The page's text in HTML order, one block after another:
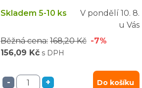
Skladem 5-10 ks V pondělí 10. 8.
u Vás
Běžná cena: 168,20 Kč -7%
156,09 Kč s DPH
- + Do košíku